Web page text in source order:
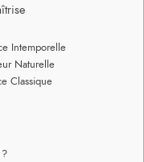
Intemporelle
Naturelle
Classique